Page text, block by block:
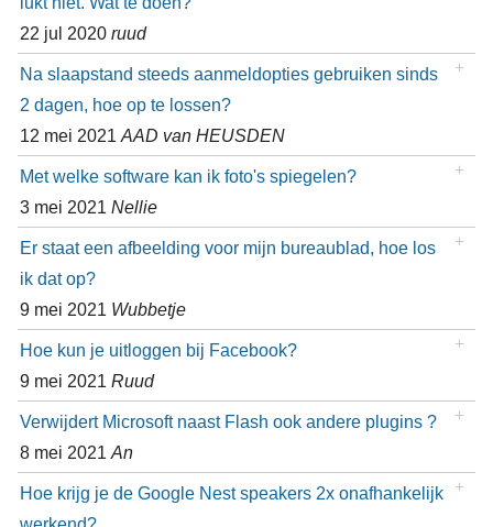
22 jul 2020 ruud
Na slaapstand steeds aanmeldopties gebruiken sinds
2 dagen, hoe op te lossen?
12 mei 2021 AAD van HEUSDEN
Met welke software kan ik foto's spiegelen?
3 mei 2021 Nellie
Er staat een afbeelding voor mijn bureaublad, hoe los
ik dat op?
9 mei 2021 Wubbetje
Hoe kun je uitloggen bij Facebook?
9 mei 2021 Ruud
Verwijdert Microsoft naast Flash ook andere plugins ?
8 mei 2021 An
Hoe krijg je de Google Nest speakers 2x onafhankelijk